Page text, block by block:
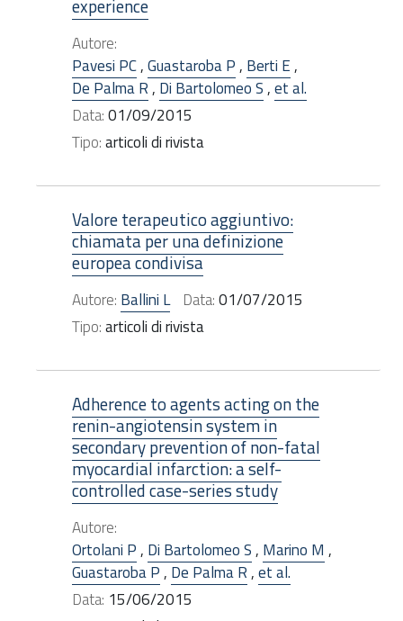
experience
Autore:
Pavesi PC,Guastaroba P, Berti E,
De Palma R, Di Bartolomeo S,et al.
Data:01/09/2015
Tipo:articoli di rivista
Valore terapeutico aggiuntivo:
chiamata per una definizione
europea condivisa
Autore: Ballini L Data:01/07/2015
Tipo:articoli di rivista
Adherence to agents acting on the
renin-angiotensin system in
secondary prevention of non-fatal
myocardial infarction: a self-
controlled case-series study
Autore:
Ortolani P, Di Bartolomeo S, Marino M ,
Guastaroba P, De Palma R,et al.
Data: 15/06/2015